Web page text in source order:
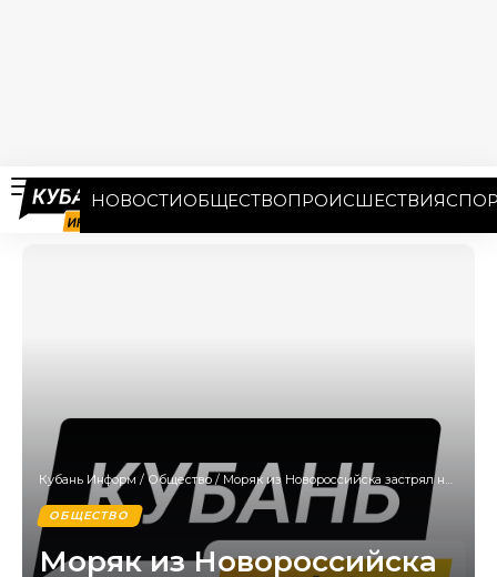
НОВОСТИОБЩЕСТВОПРОИСШЕСТВИЯ
Кубань Информ /Общество / Моряк из Новороссийска застрял на судне в украинском порту
ОБЩЕСТВО
Моряк из Новороссийска